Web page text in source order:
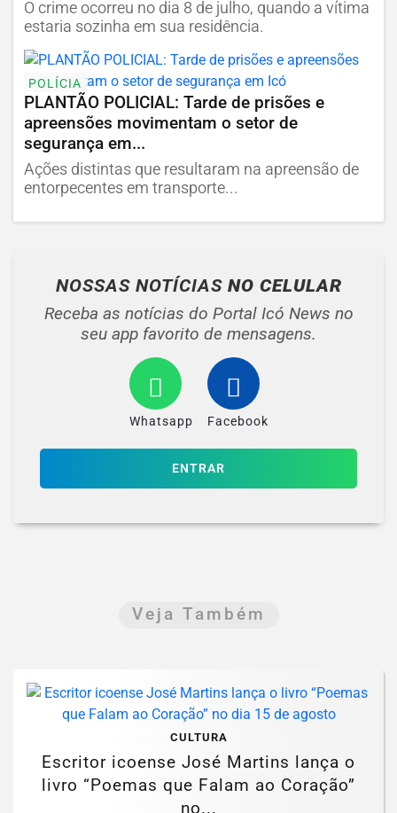
O crime ocorreu no dia 8 de julho, quando a vítima
estaria sozinha em sua residência.
POLÍCIA
PLANTÃO POLICIAL: Tarde de prisões e
apreensões movimentam o setor de
segurança em...
Ações distintas que resultaram na apreensão de
entorpecentes em transporte...
NOSSAS NOTÍCIAS NO CELULAR
Receba as notícias do Portal Icó News no
seu app favorito de mensagens.
Whatsapp Facebook
ENTRAR
Veja Também
CULTURA
Escritor icoense José Martins lança o
livro “Poemas que Falam ao Coração”
no...